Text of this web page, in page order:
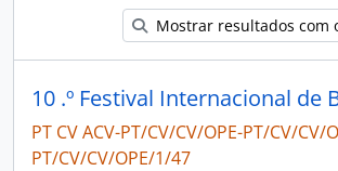
Mostrar resultados com
PT CV ACV-PT/CV/CV/OPE-PT/CV/CV/
PT/CV/CV/OPE/1/47